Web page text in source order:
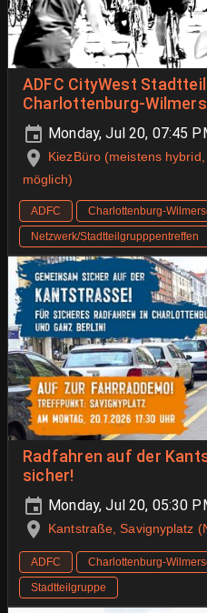
ADFC CityWest
Charlottenburg-
Monday, Jul 20, 07:45
KiezBüro (meistens
möglich)
ADFC
Charlottenburg-
Netzwerk/Stadtteilgrupppentreffen
Radfahren auf der
sicher!
Monday, Jul 20, 05:30
Kantstraße, Savignyplatz
ADFC Charlottenburg-
Stadtteilgruppe